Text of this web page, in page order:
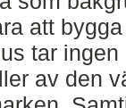
att
tar
av den